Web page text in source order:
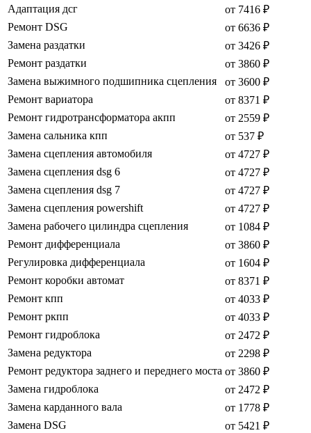
Адаптация дсг
от 7416 ₽
Ремонт DSG
от 6636 ₽
Замена раздатки
от 3426 ₽
Ремонт раздатки
от 3860 ₽
Замена выжимного подшипника сцепления
от 3600 ₽
Ремонт вариатора
от 8371 ₽
Ремонт гидротрансформатора акпп
от 2559 ₽
Замена сальника кпп
от 537 ₽
Замена сцепления автомобиля
от 4727 ₽
Замена сцепления dsg 6
от 4727 ₽
Замена сцепления dsg 7
от 4727 ₽
Замена сцепления powershift
от 4727 ₽
Замена рабочего цилиндра сцепления
от 1084 ₽
Ремонт дифференциала
от 3860 ₽
Регулировка дифференциала
от 1604 ₽
Ремонт коробки автомат
от 8371 ₽
Ремонт кпп
от 4033 ₽
Ремонт ркпп
от 4033 ₽
Ремонт гидроблока
от 2472 ₽
Замена редуктора
от 2298 ₽
Ремонт редуктора заднего и переднего моста от 3860 ₽
Замена гидроблока
от 2472 ₽
Замена карданного вала
от 1778 ₽
Замена DSG
от 5421 ₽